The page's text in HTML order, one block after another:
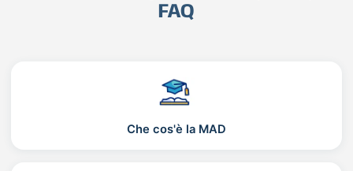
FAQ
Che cos'è la MAD